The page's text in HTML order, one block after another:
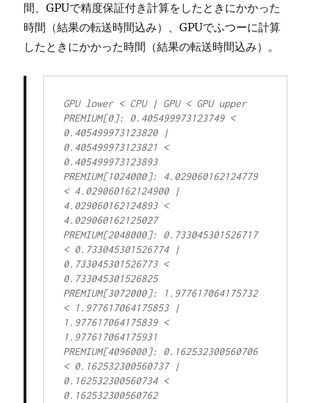
間、GPUで精度保証付き計算をしたときにかかった
時間（結果の転送時間込み）、GPUでふつーに計算
したときにかかった時間（結果の転送時間込み）。
GPU lower < CPU | GPU < GPU upper
PREMIUM[0]: 0.405499973123749 <
0.405499973123820 |
0.405499973123821 <
0.405499973123893
PREMIUM[1024000]: 4.029060162124779
< 4.029060162124900 |
4.029060162124893 <
4.029060162125027
PREMIUM[2048000]: 0.733045301526717
< 0.733045301526774 |
0.733045301526773 <
0.733045301526825
PREMIUM[3072000]: 1.977617064175732
< 1.977617064175853 |
1.977617064175839 <
1.977617064175931
PREMIUM[4096000]: 0.162532300560706
< 0.162532300560737 |
0.162532300560734 <
0.162532300560762